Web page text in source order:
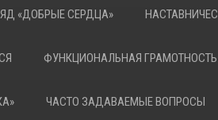
«ДОБРЫЕ СЕРДЦА»
ФУНКЦИОНАЛЬНАЯ ГРАМОТНОСТЬ
ЧАСТО ЗАДАВАЕМЫЕ ВОПРОСЫ